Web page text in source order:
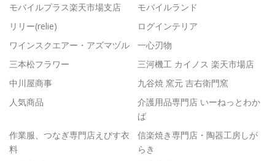
モバイルプラス楽天市場支店
モバイルランド
リリー(relie)
ログインテリア
ワインスクエアー・アズマヅル
一心刃物
三本松フラワー
三河機工 カイノス 楽天市場店
中川屋商事
九谷焼 窯元 吉右衛門窯
人気商品
介護用品専門店 いーねっとわか
ば
作業服、つなぎ専門店えびす衣
料
信楽焼き専門店・陶器工房しが
らき